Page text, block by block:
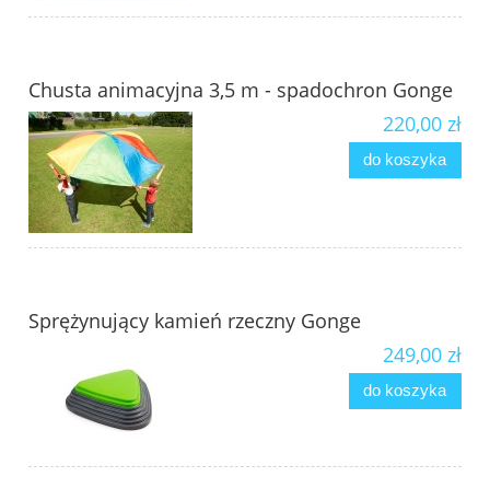
Chusta animacyjna 3,5 m - spadochron Gonge
220,00 zł
do koszyka
Sprężynujący kamień rzeczny Gonge
249,00 zł
do koszyka